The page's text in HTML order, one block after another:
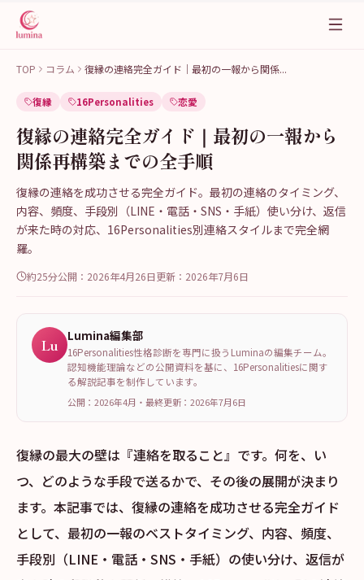
TOP コラム 復縁の連絡完全ガイド｜最初の一報から関係...
復縁 16Personalities 恋愛
復縁の連絡完全ガイド｜最初の一報から
関係再構築までの全手順
復縁の連絡を成功させる完全ガイド。最初の連絡のタイミング、
内容、頻度、手段別（LINE・電話・SNS・手紙）使い分け、返信
が来た時の対応、16Personalities別連絡スタイルまで完全網
羅。
約25分公開： 2026年4月26日更新： 2026年7月6日
Lu Lumina編集部
16Personalities性格診断を専門に扱うLuminaの編集チーム。
認知機能理論などの公開資料を基に、16Personalitiesに関す
る解説記事を制作しています。
公開：2026年4月 ・ 最終更新： 2026年7月6日
復縁の最大の壁は『連絡を取ること』です。何を、い
つ、どのような手段で送るかで、その後の展開が決まり
ます。本記事では、復縁の連絡を成功させる完全ガイド
として、最初の一報のベストタイミング、内容、頻度、
手段別（LINE・電話・SNS・手紙）の使い分け、返信が